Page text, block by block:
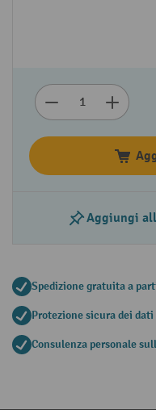
Aggiungi
Spedizione gratuita a
Protezione sicura dei dati
Consulenza personale